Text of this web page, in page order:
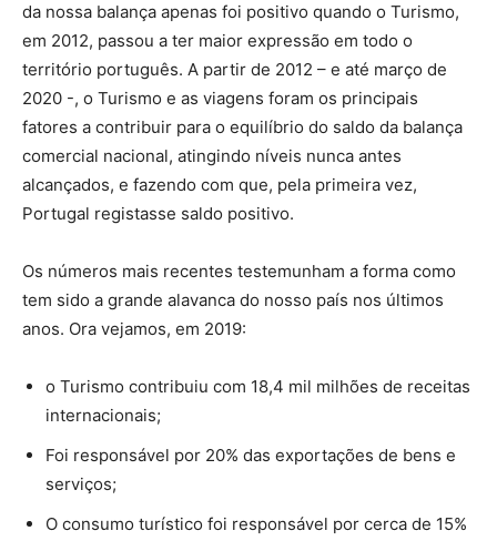
da nossa balança apenas foi positivo quando o Turismo,
em 2012, passou a ter maior expressão em todo o
território português. A partir de 2012 – e até março de
2020 -, o Turismo e as viagens foram os principais
fatores a contribuir para o equilíbrio do saldo da balança
comercial nacional, atingindo níveis nunca antes
alcançados, e fazendo com que, pela primeira vez,
Portugal registasse saldo positivo.
Os números mais recentes testemunham a forma como
tem sido a grande alavanca do nosso país nos últimos
anos. Ora vejamos, em 2019:
o Turismo contribuiu com 18,4 mil milhões de receitas
internacionais;
Foi responsável por 20% das exportações de bens e
serviços;
O consumo turístico foi responsável por cerca de 15%